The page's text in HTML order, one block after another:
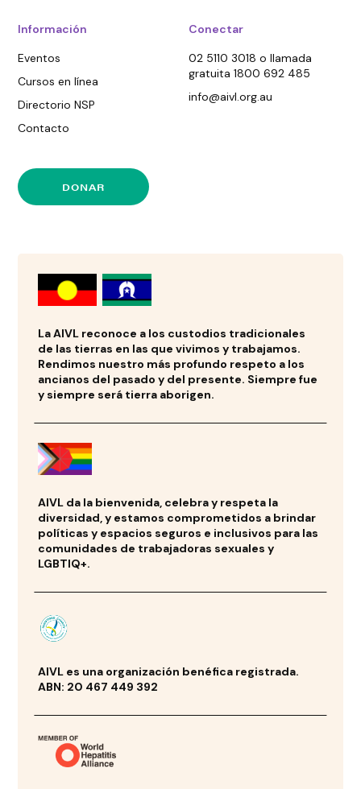
Información
Eventos
Cursos en línea
Directorio NSP
Contacto
Conectar
02 5110 3018 o llamada
gratuita 1800 692 485
info@aivl.org.au
DONAR
La AIVL reconoce a los custodios tradicionales
de las tierras en las que vivimos y trabajamos.
Rendimos nuestro más profundo respeto a los
ancianos del pasado y del presente. Siempre fue
y siempre será tierra aborigen.
AIVL da la bienvenida, celebra y respeta la
diversidad, y estamos comprometidos a brindar
políticas y espacios seguros e inclusivos para las
comunidades de trabajadoras sexuales y
LGBTIQ+.
AIVL es una organización benéfica registrada.
ABN: 20 467 449 392